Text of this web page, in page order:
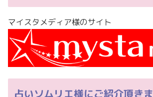
マイスタメディア様のサイト
占いソムリエ様にご紹介頂き